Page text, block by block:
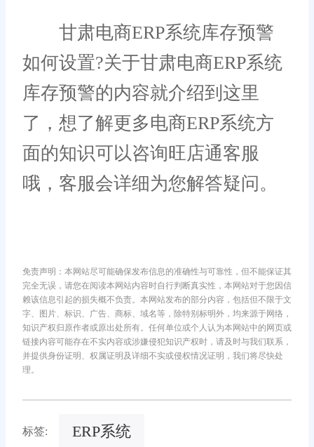
甘肃电商ERP系统库存预警
如何设置?关于甘肃电商ERP系统
库存预警的内容就介绍到这里
了，想了解更多电商ERP系统方
面的知识可以咨询旺店通客服
哦，客服会详细为您解答疑问。
免责声明：本网站尽可能确保发布信息的准确性与可靠性，但不能保证其
完全无误，请您在阅读本网站内容时自行判断真实性，本网站对于您因信
赖该信息引起的损失概不负责。本网站发布的部分内容，包括但不限于文
字、图片、标识、广告、商标、域名等，除特别标明外，均来源于网络，
知识产权归原作者或原出处所有。任何单位或个人认为本网站中的网页或
链接内容可能存在不实内容或涉嫌侵犯知识产权时，请及时与我们联系，
并提供身份证明、权属证明及详细不实或侵权情况证明，我们将尽快处
理。
标签: ERP系统